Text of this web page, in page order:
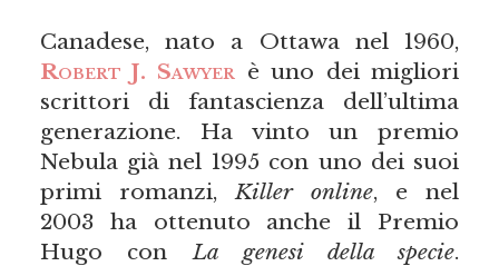
Canadese, nato a Ottawa nel 1960,
Robert J. Sawyer è uno dei migliori
scrittori di fantascienza dell’ultima
generazione. Ha vinto un premio
Nebula già nel 1995 con uno dei suoi
primi romanzi, Killer online, e nel
2003 ha ottenuto anche il Premio
Hugo con La genesi della specie.